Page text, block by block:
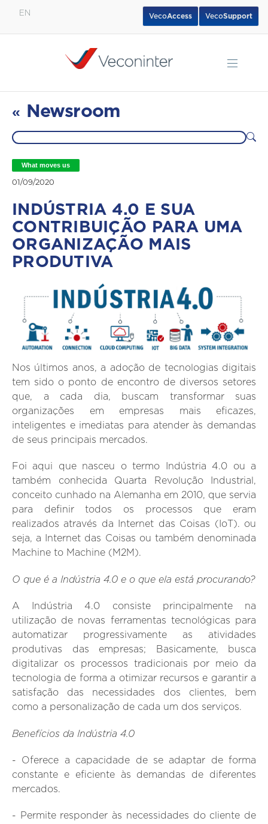
EN VecoSupport
VecoAccess
« Newsroom
What moves us
01/09/2020
INDÚSTRIA 4.0 E SUA
CONTRIBUIÇÃO PARA UMA
ORGANIZAÇÃO MAIS
PRODUTIVA
Nos últimos anos, a adoção de tecnologias digitais
tem sido o ponto de encontro de diversos setores
que, a cada dia, buscam transformar suas
organizações em empresas mais eficazes,
inteligentes e imediatas para atender às demandas
de seus principais mercados.
Foi aqui que nasceu o termo Indústria 4.0 ou a
também conhecida Quarta Revolução Industrial,
conceito cunhado na Alemanha em 2010, que servia
para definir todos os processos que eram
realizados através da Internet das Coisas (IoT). ou
seja, a Internet das Coisas ou também denominada
Machine to Machine (M2M).
O que é a Indústria 4.0 e o que ela está procurando?
A Indústria 4.0 consiste principalmente na
utilização de novas ferramentas tecnológicas para
automatizar progressivamente as atividades
produtivas das empresas; Basicamente, busca
digitalizar os processos tradicionais por meio da
tecnologia de forma a otimizar recursos e garantir a
satisfação das necessidades dos clientes, bem
como a personalização de cada um dos serviços.
Benefícios da Indústria 4.0
- Oferece a capacidade de se adaptar de forma
constante e eficiente às demandas de diferentes
mercados.
- Permite responder às necessidades do cliente de